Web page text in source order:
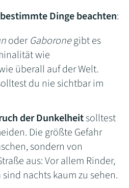
Dinge beachten:
oderGaboronegibt es
wie
überall auf der Welt.
du nie sichtbar im
der Dunkelheitsolltest
Die größte Gefahr
sondern von
aus: Vor allem Rinder,
nachts kaum zu sehen.